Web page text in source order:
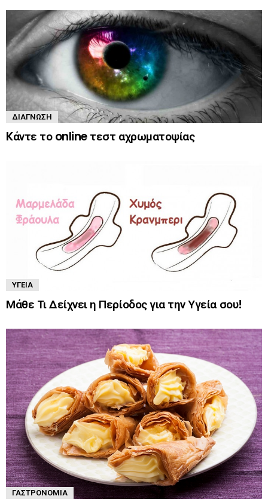
ΔΙΆΓΝΩΣΗ
Kάντε το online τεστ αχρωματοψίας
ΥΓΕΊΑ
Μάθε Τι Δείχνει η Περίοδος για την Υγεία σου!
ΓΑΣΤΡΟΝΟΜΊΑ